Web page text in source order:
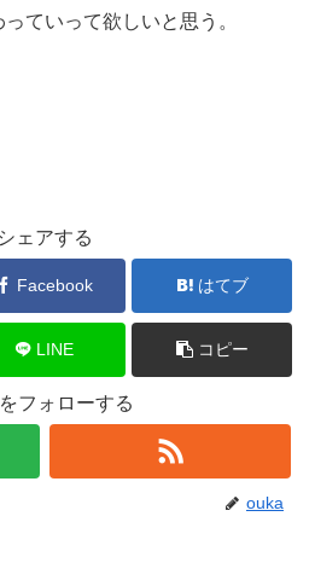
ていって欲しいと思う。
シェアする
Facebook はてブ
LINE コピー
フォローする
ouka